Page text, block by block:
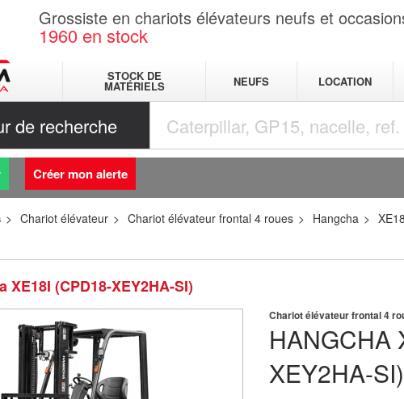
Grossiste en chariots élévateurs neufs et
1960 en stock
STOCK DE
MATÉRIELS NEUFS LOCATION
de recherche
Créer mon alerte
Chariot élévateur Chariot élévateur frontal 4 roues Hangcha
XE18I (CPD18-XEY2HA-SI)
HANGCHA
XEY2HA-SI)
Chariot élévateur frontal 4